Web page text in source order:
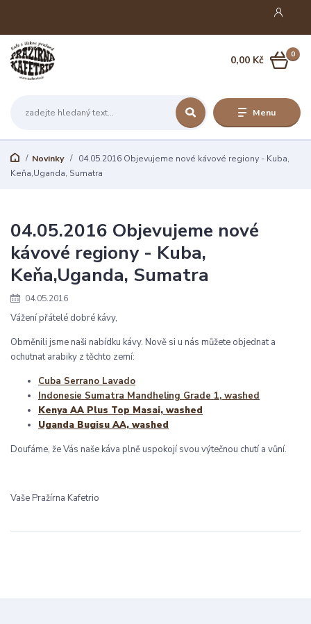
Menu
0
0,00 Kč
Novinky
04.05.2016 Objevujeme nové kávové regiony - Kuba,
Keňa,Uganda, Sumatra
04.05.2016 Objevujeme nové
kávové regiony - Kuba,
Keňa,Uganda, Sumatra
04.05.2016
Vážení přátelé dobré kávy,
Obměnili jsme naši nabídku kávy. Nově si u nás můžete objednat a
ochutnat arabiky z těchto zemí:
Cuba Serrano Lavado
Indonesie Sumatra Mandheling Grade 1, washed
Kenya AA Plus Top Masai, washed
Uganda Bugisu AA, washed
Doufáme, že Vás naše káva plně uspokojí svou výtečnou chutí a vůní.
Vaše Pražírna Kafetrio